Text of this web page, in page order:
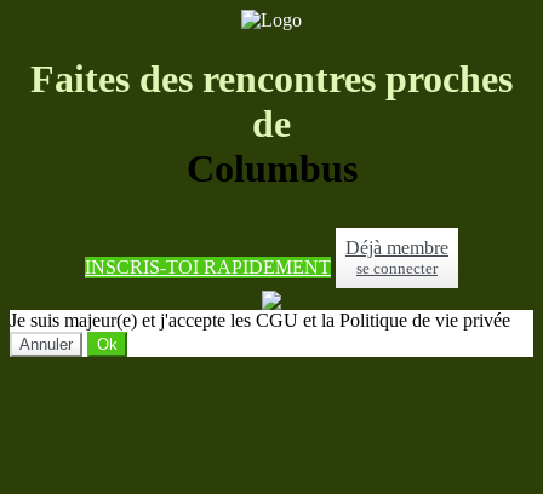
Faites des rencontres proches
de
Columbus
INSCRIS-TOI RAPIDEMENT
Déjà membre
se connecter
Je suis majeur(e) et j'accepte les CGU et la Politique de vie privée
Annuler Ok